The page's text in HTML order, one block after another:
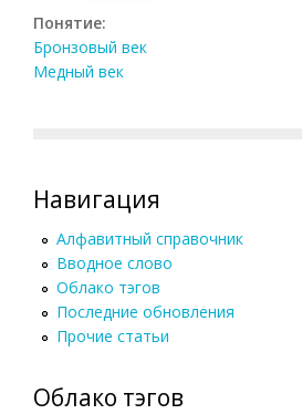
Понятие:
Бронзовый век
Медный век
Навигация
Алфавитный справочник
Вводное слово
Облако тэгов
Последние обновления
Прочие статьи
Облако тэгов